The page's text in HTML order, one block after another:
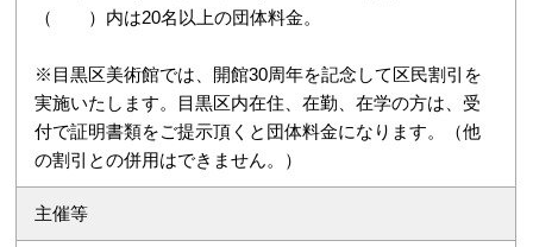
（ ）内は20名以上の団体料金。
※目黒区美術館では、開館30周年を記念して区民割引を
実施いたします。目黒区内在住、在勤、在学の方は、受
付で証明書類をご提示頂くと団体料金になります。（他
の割引との併用はできません。）
主催等